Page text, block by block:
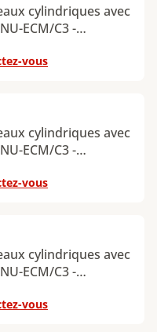
cylindriques avec
ECM/C3 -
110 mm - Diamètre
Largeur : 50 mm -
vous
cylindriques avec
ECM/C3 -
140 mm - Diamètre
Largeur : 62 mm -
vous
cylindriques avec
ECM/C3 -
50 mm - Diamètre
Largeur : 27 mm -
vous